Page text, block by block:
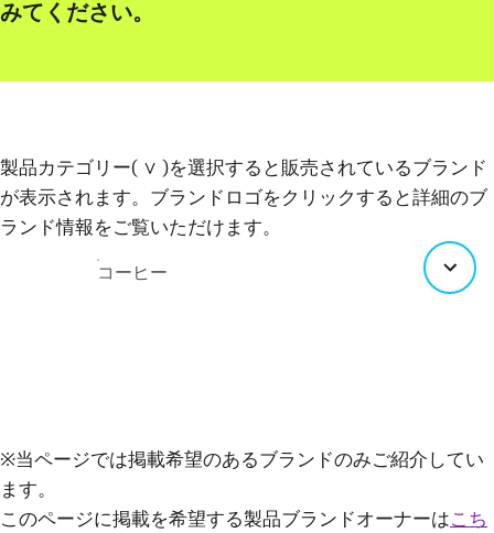
みてください。
製品カテゴリー( ∨ )を選択すると販売されているブランド
が表示されます。ブランドロゴをクリックすると詳細のブ
ランド情報をご覧いただけます。
コーヒー
※当ページでは掲載希望のあるブランドのみご紹介してい
ます。
このページに掲載を希望する製品ブランドオーナーはこち